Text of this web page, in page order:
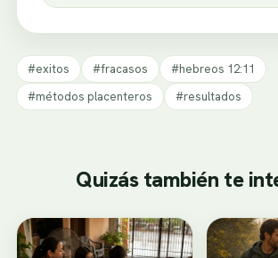
#exitos #fracasos
#hebreos 12:11
#métodos placenteros
#resultados
Quizás también te